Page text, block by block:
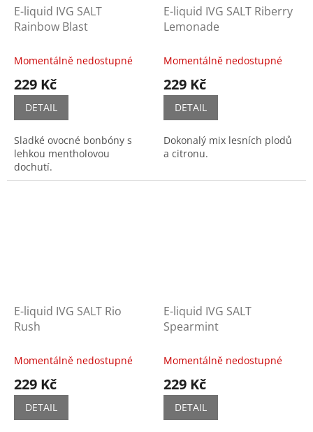
E-liquid IVG SALT
Rainbow Blast
Momentálně nedostupné
229 Kč
DETAIL
Sladké ovocné bonbóny s
lehkou mentholovou
dochutí.
E-liquid IVG SALT Riberry
Lemonade
Momentálně nedostupné
229 Kč
DETAIL
Dokonalý mix lesních plodů
a citronu.
E-liquid IVG SALT Rio
Rush
Momentálně nedostupné
229 Kč
DETAIL
E-liquid IVG SALT
Spearmint
Momentálně nedostupné
229 Kč
DETAIL